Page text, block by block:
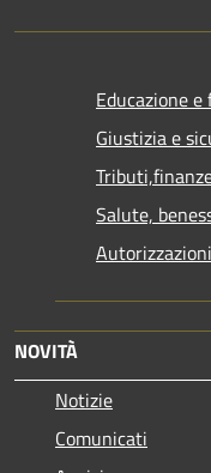
Educazione
Giustizia e
Salute,
Autorizzazioni
NOVITÀ
Notizie
Comunicati